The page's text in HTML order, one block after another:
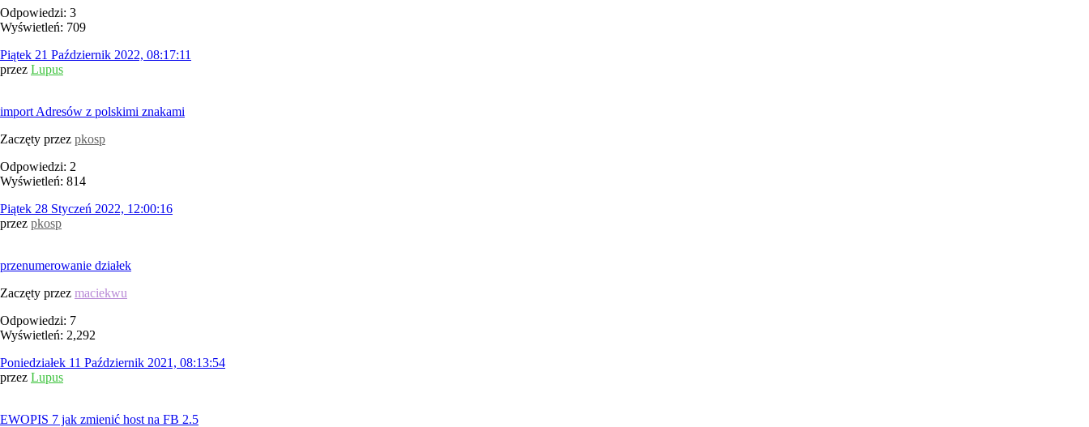
Odpowiedzi: 3
Wyświetleń: 709
Piątek 21 Październik 2022, 08:17:11
przez Lupus
import Adresów z polskimi znakami
Zaczęty przez pkosp
Odpowiedzi: 2
Wyświetleń: 814
Piątek 28 Styczeń 2022, 12:00:16
przez pkosp
przenumerowanie działek
Zaczęty przez maciekwu
Odpowiedzi: 7
Wyświetleń: 2,292
Poniedziałek 11 Październik 2021, 08:13:54
przez Lupus
EWOPIS 7 jak zmienić host na FB 2.5